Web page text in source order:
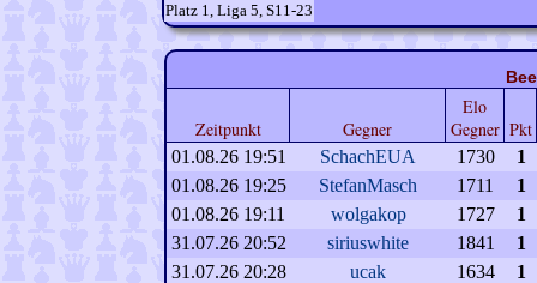
Platz 1, Liga 5, S11-23
Zeitpunkt Gegner
Elo
Gegner Pkt
01.08.26 19:51 SchachEUA 1730
1
01.08.26 19:25
StefanMasch 1711
1
01.08.26 19:11
wolgakop 1727
1
31.07.26 20:52
siriuswhite 1841
1
31.07.26 20:28
ucak 1634
1